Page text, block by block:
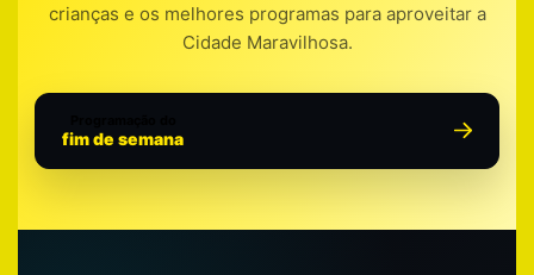
crianças e os melhores programas para aproveitar a
Cidade Maravilhosa.
fim de semana